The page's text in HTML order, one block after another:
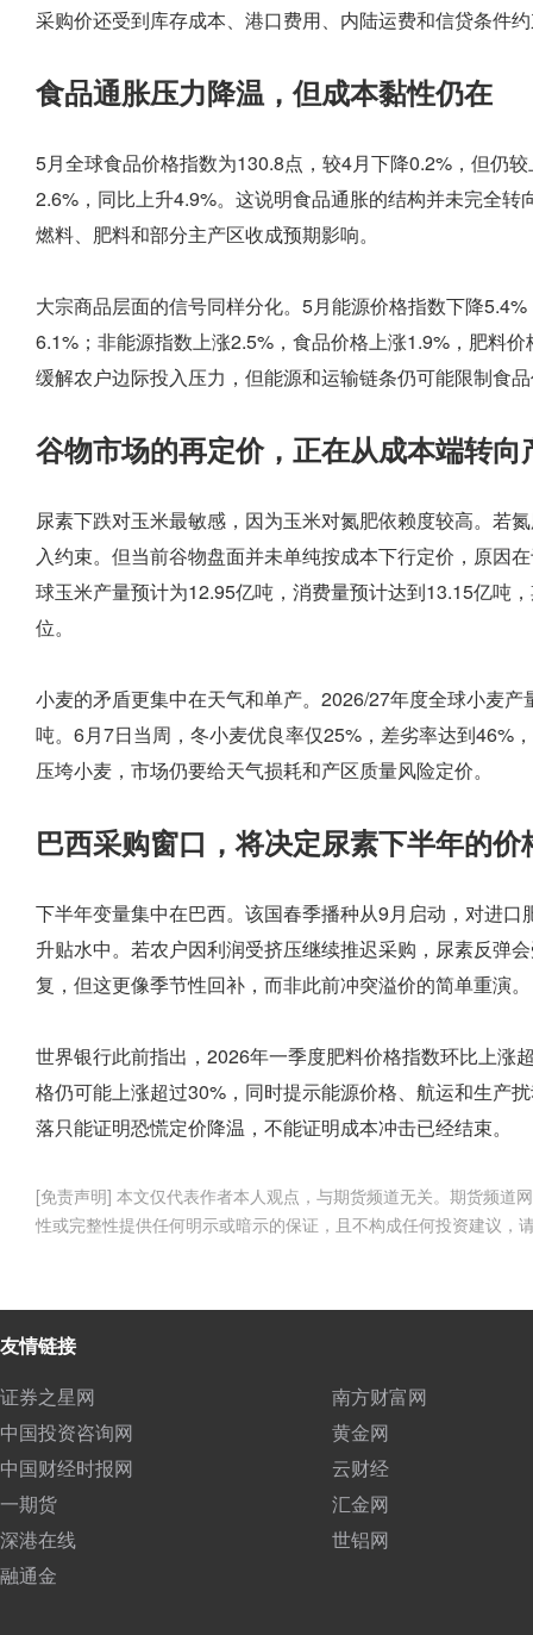
采购价还受到库存成本、港口费用、内陆运费和信贷条件
食品通胀压力降温，但成本黏性仍在
5月全球食品价格指数为130.8点，较4月下降0.2%，但仍
2.6%，同比上升4.9%。这说明食品通胀的结构并未完全
燃料、肥料和部分主产区收成预期影响。
大宗商品层面的信号同样分化。5月能源价格指数下降
6.1%；非能源指数上涨2.5%，食品价格上涨1.9%，肥料
缓解农户边际投入压力，但能源和运输链条仍可能限制食
谷物市场的再定价，正在从成本端转向
尿素下跌对玉米最敏感，因为玉米对氮肥依赖度较高。若
入约束。但当前谷物盘面并未单纯按成本下行定价，原因
球玉米产量预计为12.95亿吨，消费量预计达到13.15亿吨
位。
小麦的矛盾更集中在天气和单产。2026/27年度全球小麦
吨。6月7日当周，冬小麦优良率仅25%，差劣率达到46%
压垮小麦，市场仍要给天气损耗和产区质量风险定价。
巴西采购窗口，将决定尿素下半年的价
下半年变量集中在巴西。该国春季播种从9月启动，对进
升贴水中。若农户因利润受挤压继续推迟采购，尿素反弹
复，但这更像季节性回补，而非此前冲突溢价的简单重演。
世界银行此前指出，2026年一季度肥料价格指数环比上涨
格仍可能上涨超过30%，同时提示能源价格、航运和生产
落只能证明恐慌定价降温，不能证明成本冲击已经结束。
[免责声明] 本文仅代表作者本人观点，与期货频道无关。期货频道
性或完整性提供任何明示或暗示的保证，且不构成任何投资建议，
友情链接
证券之星网
南方财富网
中国投资咨询网
黄金网
中国财经时报网
云财经
一期货
汇金网
深港在线
世铝网
融通金